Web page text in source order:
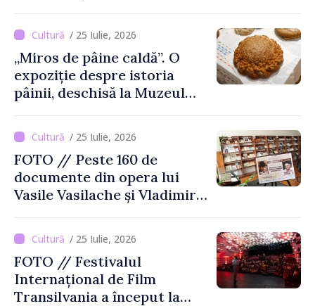
august
/ 25 Iulie, 2026
„Miros de pâine caldă”. O
expoziție despre istoria
pâinii, deschisă la Muzeul
Moldovei
/ 25 Iulie, 2026
FOTO // Peste 160 de
documente din opera lui
Vasile Vasilache și Vladimir
Biblioteca Națională
/ 25 Iulie, 2026
FOTO // Festivalul
Internațional de Film
Transilvania a început la